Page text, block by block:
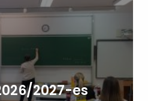
2027-es